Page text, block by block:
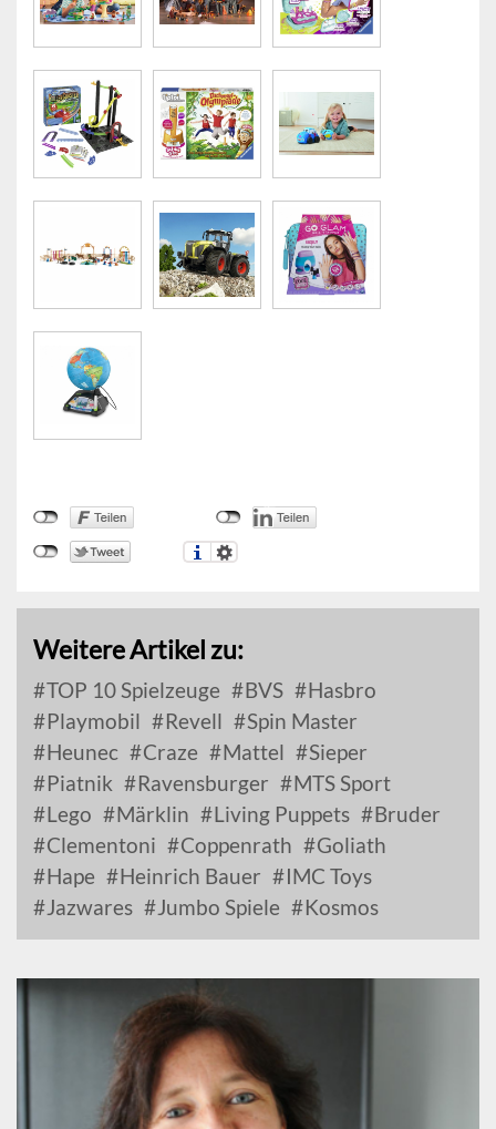
Weitere Artikel zu:
TOP 10 Spielzeuge BVS
Hasbro
Playmobil
Revell
Spin Master
Heunec
Craze Mattel
Sieper
Piatnik
Ravensburger
MTS Sport
Lego
Märklin Living Puppets
Bruder
Clementoni
Coppenrath
Goliath
Hape
Heinrich Bauer
IMC Toys
Jazwares
Jumbo Spiele Kosmos